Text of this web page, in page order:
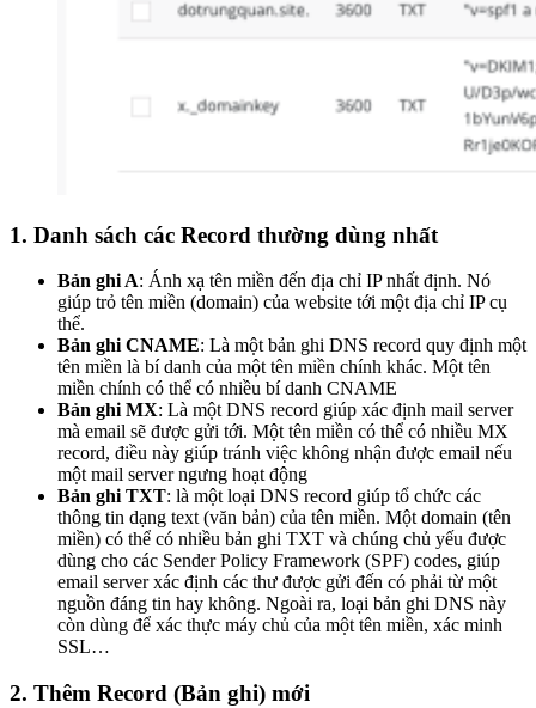
1. Danh sách các Record thường dùng nhất
Bản ghi A: Ánh xạ tên miền đến địa chỉ IP nhất định. Nó
giúp trỏ tên miền (domain) của website tới một địa chỉ IP cụ
thể.
Bản ghi CNAME: Là một bản ghi DNS record quy định một
tên miền là bí danh của một tên miền chính khác. Một tên
miền chính có thể có nhiều bí danh CNAME
Bản ghi MX: Là một DNS record giúp xác định mail server
mà email sẽ được gửi tới. Một tên miền có thể có nhiều MX
record, điều này giúp tránh việc không nhận được email nếu
một mail server ngưng hoạt động
Bản ghi TXT: là một loại DNS record giúp tổ chức các
thông tin dạng text (văn bản) của tên miền. Một domain (tên
miền) có thể có nhiều bản ghi TXT và chúng chủ yếu được
dùng cho các Sender Policy Framework (SPF) codes, giúp
email server xác định các thư được gửi đến có phải từ một
nguồn đáng tin hay không. Ngoài ra, loại bản ghi DNS này
còn dùng để xác thực máy chủ của một tên miền, xác minh
SSL…
2. Thêm Record (Bản ghi) mới